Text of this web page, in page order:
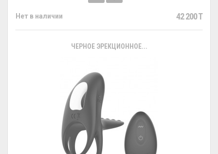
Нет в наличии 42 200 T
ЧЕРНОЕ ЭРЕКЦИОННОЕ...